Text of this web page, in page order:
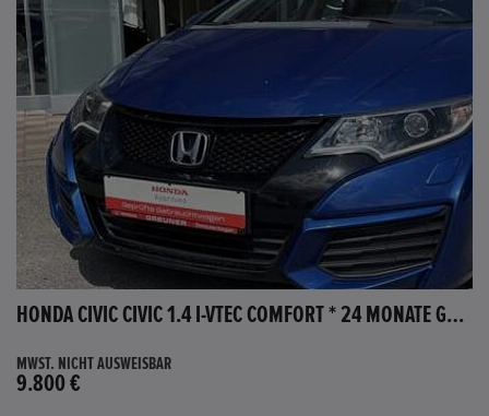
HONDA CIVIC CIVIC 1.4 I-VTEC COMFORT * 24 MONATE GARANTIE *
MWST. NICHT AUSWEISBAR
9.800 €